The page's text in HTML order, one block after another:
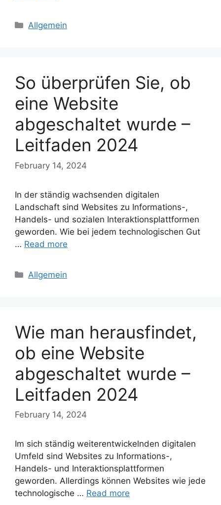
Categories
Allgemein
So überprüfen Sie, ob
eine Website
abgeschaltet wurde –
Leitfaden 2024
February 14, 2024
In der ständig wachsenden digitalen
Landschaft sind Websites zu Informations-,
Handels- und sozialen Interaktionsplattformen
geworden. Wie bei jedem technologischen Gut
… Read more
Categories
Allgemein
Wie man herausfindet,
ob eine Website
abgeschaltet wurde –
Leitfaden 2024
February 14, 2024
Im sich ständig weiterentwickelnden digitalen
Umfeld sind Websites zu Informations-,
Handels- und Interaktionsplattformen
geworden. Allerdings können Websites wie jede
technologische … Read more